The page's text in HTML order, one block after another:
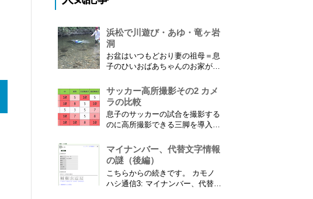
浜松で川遊び・あゆ・竜ヶ岩
洞
お盆はいつもどおり妻の祖母＝息
子のひいおばあちゃんのお家があ
ばあちゃんがご健在なのはとって
もありがたいことです。 5歳vs88
歳 ひいおばあちゃんとの対決！
カモノハシ通信3 神宮寺川で水遊
び、下の方に動画も付けてます
サッカー高所撮影その2 カメ
ラの比較
息子のサッカーの試合を撮影する
のに高所撮影できる三脚を導入し
さからフィールド全体（少年用な
ので大人用の半分の大きさです）
を撮影できればカメラを放置して
の撮影ができますし、選手のポジ
ショニングを俯瞰で見てあとから
マイナンバー、代替文字情報
の謎（後編）
こちらからの続きです。 カモノ
ハシ通信3: マイナンバー、代替文